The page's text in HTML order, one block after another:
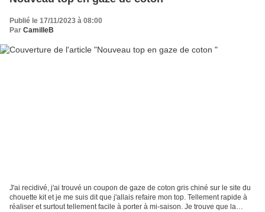
Publié le 17/11/2023 à 08:00
Par CamilleB
J'ai recidivé, j'ai trouvé un coupon de gaze de coton gris chiné sur le site du
chouette kit et je me suis dit que j'allais refaire mon top. Tellement rapide à
réaliser et surtout tellement facile à porter à mi-saison. Je trouve que la